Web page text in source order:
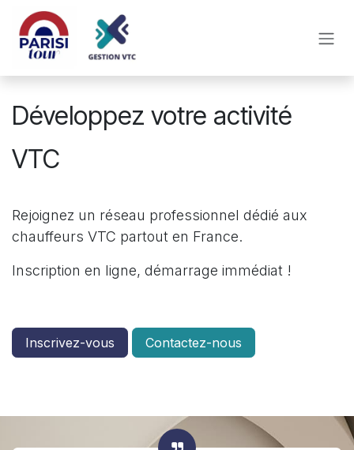
Se rendre au contenu
Développez votre activité
VTC
Rejoignez un réseau professionnel dédié aux
chauffeurs VTC partout en France.
Inscription en ligne, démarrage immédiat !
Inscrivez-vous Contactez-nous